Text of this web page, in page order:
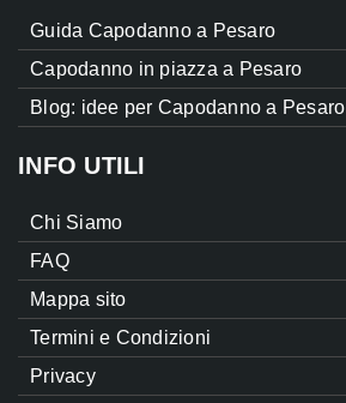
Guida Capodanno a Pesaro
Capodanno in piazza a Pesaro
Blog: idee per Capodanno a Pesaro
INFO UTILI
Chi Siamo
FAQ
Mappa sito
Termini e Condizioni
Privacy